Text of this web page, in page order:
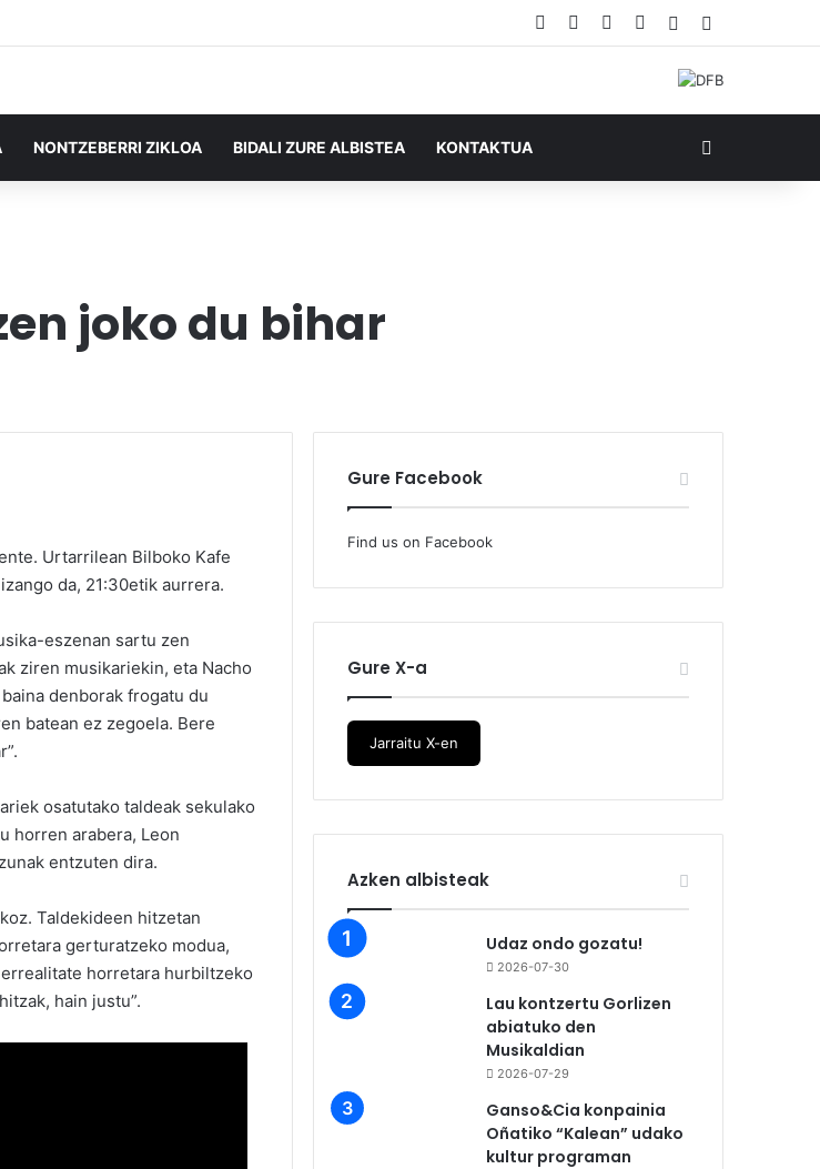
Facebook YouTube
RSS Ausazko
NONTZEBERRI ZIKLOA BIDALI ZURE ALBISTEA KONTAKTUA
joko du bihar
Urtarrilean Bilboko Kafe
da, 21:30etik aurrera.
eszenan sartu zen
ziren musikariekin, eta Nacho
denborak frogatu du
batean ez zegoela. Bere
osatutako taldeak sekulako
horren arabera, Leon
entzuten dira.
Taldekideen hitzetan
gerturatzeko modua,
horretara hurbiltzeko
hain justu”.
Gure Facebook
Find us on Facebook
Gure X-a
Jarraitu X-en
Azken albisteak
Udaz ondo gozatu!
2026-07-30
Lau kontzertu Gorlizen
abiatuko den
Musikaldian
2026-07-29
Ganso&Cia konpainia
Oñatiko “Kalean” udako
kultur programan